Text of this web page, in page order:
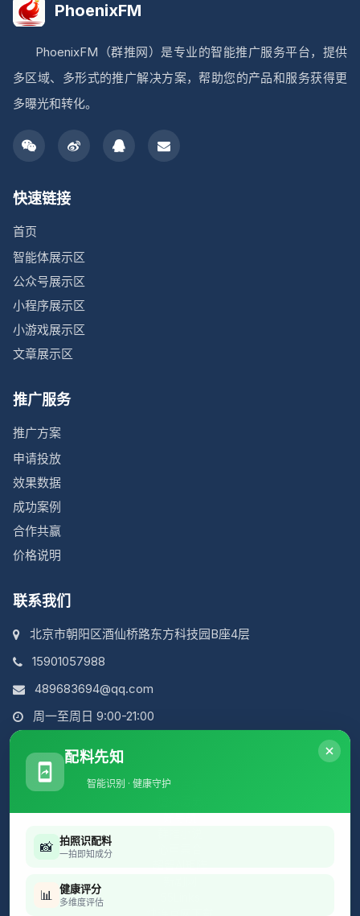
PhoenixFM
PhoenixFM（群推网）是专业的智能推广服务平台，提供
多区域、多形式的推广解决方案，帮助您的产品和服务获得更
多曝光和转化。
快速链接
首页
智能体展示区
公众号展示区
小程序展示区
小游戏展示区
文章展示区
推广服务
推广方案
申请投放
效果数据
成功案例
合作共赢
价格说明
联系我们
北京市朝阳区酒仙桥路东方科技园B座4层
15901057988
489683694@qq.com
周一至周日 9:00-21:00
简说古诗
好导航
配料先知
智能识别 · 健康守护
📸 拍照识配料
一拍即知成分
📊 健康评分
多维度评估